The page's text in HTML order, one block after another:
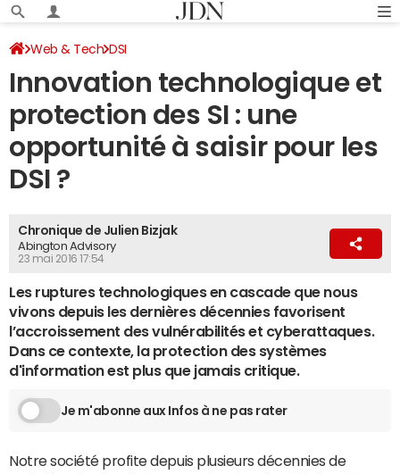
Web & Tech DSI
Innovation technologique et
protection des SI : une
opportunité à saisir pour les
DSI ?
Chronique de Julien Bizjak
Abington Advisory
23 mai 2016 17:54
Les ruptures technologiques en cascade que nous
vivons depuis les dernières décennies favorisent
l’accroissement des vulnérabilités et cyberattaques.
Dans ce contexte, la protection des systèmes
d'information est plus que jamais critique.
Je m'abonne aux Infos à ne pas rater
Notre société profite depuis plusieurs décennies de